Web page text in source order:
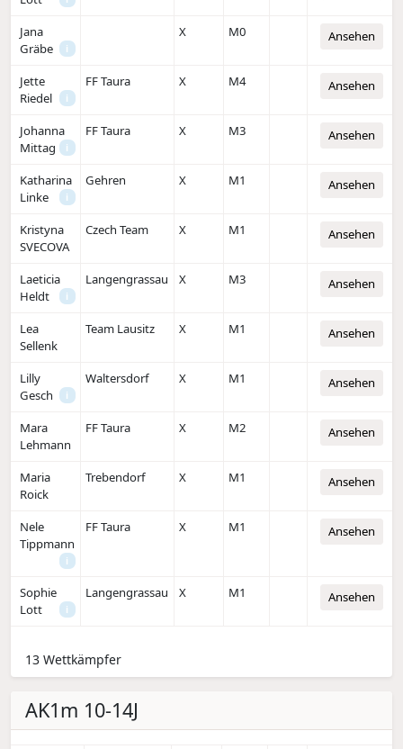
Jana
Gräbe
i
X M0 Ansehen
Jette
Riedel
i
FF Taura X M4 Ansehen
Johanna
Mittag
i
FF Taura X M3 Ansehen
Katharina
Linke
i
Gehren X M1 Ansehen
Kristyna
SVECOVA
Czech Team X M1 Ansehen
Laeticia
Heldt
i
Langengrassau X M3 Ansehen
Lea
Sellenk
Team Lausitz X M1 Ansehen
Lilly
Gesch
i
Waltersdorf X M1 Ansehen
Mara
Lehmann
FF Taura X M2 Ansehen
Maria
Roick
Trebendorf X M1 Ansehen
Nele
Tippmann
i
FF Taura X M1 Ansehen
Sophie
Lott
i
Langengrassau X M1 Ansehen
13 Wettkämpfer
AK1m 10-14J